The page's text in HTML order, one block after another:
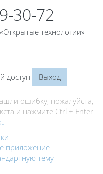
30-72
технологии»
доступ Выход
ошибку, пожалуйста,
и нажмите Ctrl + Enter
приложение
тему